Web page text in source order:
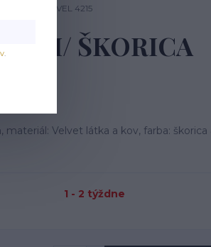
BLUVEL 4215
ŠKORICA
materiál: Velvet látka a kov, farba:
1 - 2 týždne
.